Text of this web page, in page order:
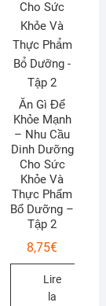
Ăn Gì Để
Khỏe Mạnh
– Nhu Cầu
Dinh Dưỡng
Cho Sức
Khỏe Và
Thực Phẩm
Bổ Dưỡng –
Tập 2
8,75€
Lire
la